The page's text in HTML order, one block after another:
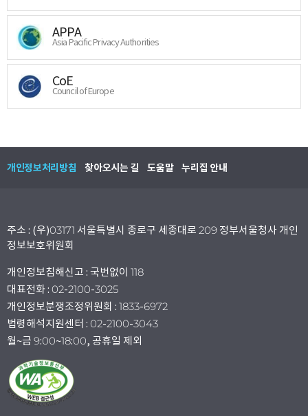
APPA
Asia Pacific Privacy Authorities
CoE
Council of Europe
개인정보처리방침 찾아오시는 길 도움말 누리집 안내
주소 : (우)03171 서울특별시 종로구 세종대로 209 정부서울청사 개인
정보보호위원회
개인정보침해신고 : 국번없이 118
대표전화 : 02-2100-3025
개인정보분쟁조정위원회 : 1833-6972
법령해석지원센터 : 02-2100-3043
월~금 9:00~18:00, 공휴일 제외